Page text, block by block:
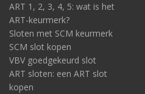
ART 1, 2, 3, 4, 5: wat is het
ART-keurmerk?
Sloten met SCM keurmerk
SCM slot kopen
VBV goedgekeurd slot
ART sloten: een ART slot
kopen